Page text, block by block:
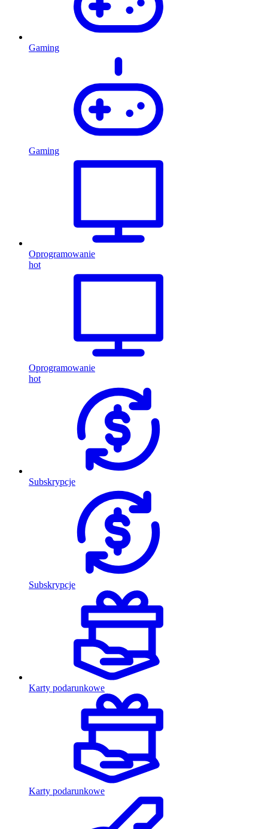
Gaming
Gaming
Oprogramowanie
hot
Oprogramowanie
hot
Subskrypcje
Subskrypcje
Karty podarunkowe
Karty podarunkowe